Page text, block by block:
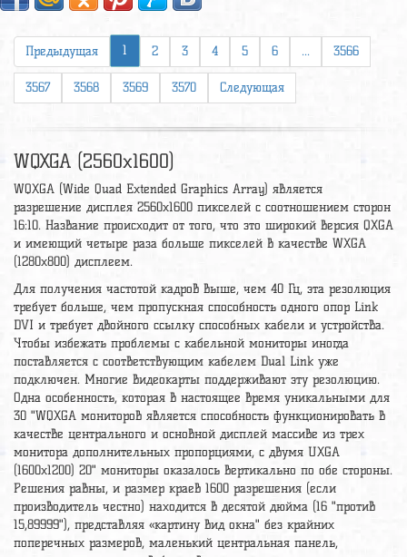
Предыдущая 1 2 3 4 5 6 ... 3566
3567 3568 3569 3570 Следующая
WQXGA (2560x1600)
WQXGA (Wide Quad Extended Graphics Array) является
разрешение дисплея 2560x1600 пикселей с соотношением сторон
16:10. Название происходит от того, что это широкий версия QXGA
и имеющий четыре раза больше пикселей в качестве WXGA
(1280x800) дисплеем.
Для получения частотой кадров выше, чем 40 Гц, эта резолюция
требует больше, чем пропускная способность одного опор Link
DVI и требует двойного ссылку способных кабели и устройства.
Чтобы избежать проблемы с кабельной мониторы иногда
поставляется с соответствующим кабелем Dual Link уже
подключен. Многие видеокарты поддерживают эту резолюцию.
Одна особенность, которая в настоящее время уникальными для
30 "WQXGA мониторов является способность функционировать в
качестве центрального и основной дисплей массиве из трех
монитора дополнительных пропорциями, с двумя UXGA
(1600x1200) 20" мониторы оказалось вертикально по обе стороны.
Решения равны, и размер краев 1600 разрешения (если
производитель честно) находится в десятой дюйма (16 "против
15,89999"), представляя «картину вид окна" без крайних
поперечных размеров, маленький центральная панель,